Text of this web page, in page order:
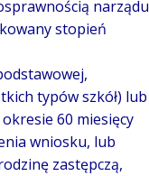
narządu
stopień
typów szkół) lub
60 miesięcy
wniosku, lub
zastępczą,